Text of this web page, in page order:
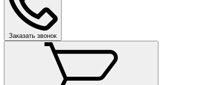
Заказать звонок